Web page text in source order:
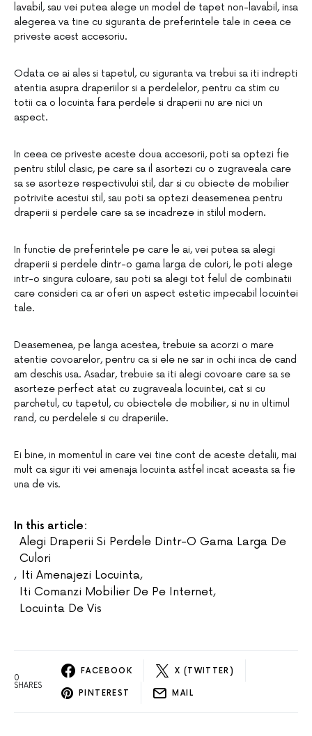
lavabil, sau vei putea alege un model de tapet non-lavabil, insa
alegerea va tine cu siguranta de preferintele tale in ceea ce
priveste acest accesoriu.
Odata ce ai ales si tapetul, cu siguranta va trebui sa iti indrepti
atentia asupra draperiilor si a perdelelor, pentru ca stim cu
totii ca o locuinta fara perdele si draperii nu are nici un
aspect.
In ceea ce priveste aceste doua accesorii, poti sa optezi fie
pentru stilul clasic, pe care sa il asortezi cu o zugraveala care
sa se asorteze respectivului stil, dar si cu obiecte de mobilier
potrivite acestui stil, sau poti sa optezi deasemenea pentru
draperii si perdele care sa se incadreze in stilul modern.
In functie de preferintele pe care le ai, vei putea sa alegi
draperii si perdele dintr-o gama larga de culori, le poti alege
intr-o singura culoare, sau poti sa alegi tot felul de combinatii
care consideri ca ar oferi un aspect estetic impecabil locuintei
tale.
Deasemenea, pe langa acestea, trebuie sa acorzi o mare
atentie covoarelor, pentru ca si ele ne sar in ochi inca de cand
am deschis usa. Asadar, trebuie sa iti alegi covoare care sa se
asorteze perfect atat cu zugraveala locuintei, cat si cu
parchetul, cu tapetul, cu obiectele de mobilier, si nu in ultimul
rand, cu perdelele si cu draperiile.
Ei bine, in momentul in care vei tine cont de aceste detalii, mai
mult ca sigur iti vei amenaja locuinta astfel incat aceasta sa fie
una de vis.
In this article:
Alegi Draperii Si Perdele Dintr-O Gama Larga De
Culori
, Iti Amenajezi Locuinta,
Iti Comanzi Mobilier De Pe Internet,
Locuinta De Vis
0
SHARES
FACEBOOK X (TWITTER)
PINTEREST MAIL